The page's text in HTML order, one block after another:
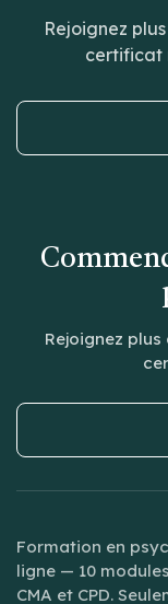
Rejoignez
certificat
Rejoignez
Formation en
ligne — 10
CMA et CPD.